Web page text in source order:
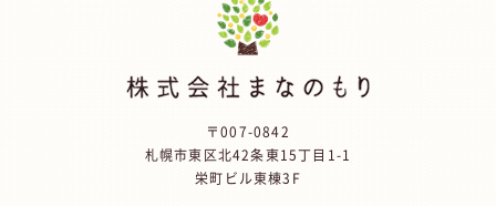
〒007-0842
札幌市東区北42条東15丁目1-1
栄町ビル東棟3F